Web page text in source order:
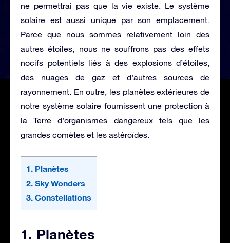
ne permettrai pas que la vie existe. Le système
solaire est aussi unique par son emplacement.
Parce que nous sommes relativement loin des
autres étoiles, nous ne souffrons pas des effets
nocifs potentiels liés à des explosions d’étoiles,
des nuages de gaz et d’autres sources de
rayonnement. En outre, les planètes extérieures de
notre système solaire fournissent une protection à
la Terre d’organismes dangereux tels que les
grandes comètes et les astéroïdes.
1. Planètes
2. Sky Wonders
3. Constellations
1. Planètes